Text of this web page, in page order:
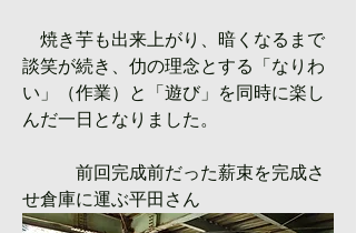
焼き芋も出来上がり、暗くなるまで
談笑が続き、仂の理念とする「なりわ
い」（作業）と「遊び」を同時に楽し
んだ一日となりました。
前回完成前だった薪束を完成さ
せ倉庫に運ぶ平田さん